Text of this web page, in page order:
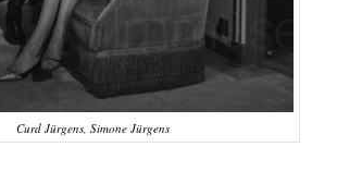
Curd Jürgens, Simone Jürgens